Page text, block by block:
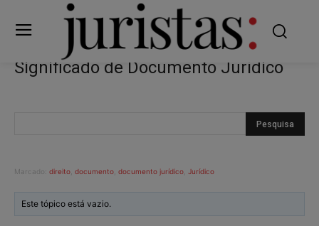
Significado de Documento Jurídico
Marcado: direito documento documento jurídico Jurídico
Este tópico está vazio.